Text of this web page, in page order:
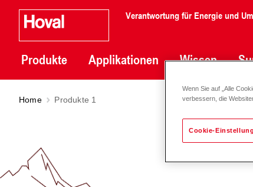
Verantwortung für Energie und
Produkte Applikationen Wissen
Home Produkte 1
Wenn Sie auf „Alle
verbessern, die
Cookie-